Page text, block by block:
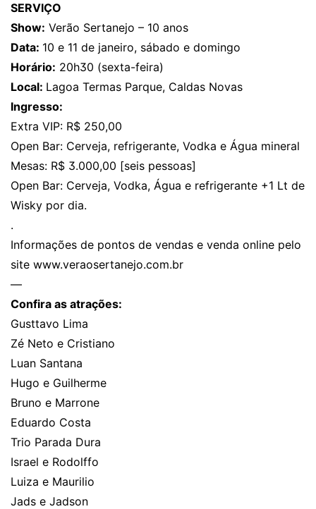
SERVIÇO
Show: Verão Sertanejo – 10 anos
Data: 10 e 11 de janeiro, sábado e domingo
Horário: 20h30 (sexta-feira)
Local: Lagoa Termas Parque, Caldas Novas
Ingresso:
Extra VIP: R$ 250,00
Open Bar: Cerveja, refrigerante, Vodka e Água mineral
Mesas: R$ 3.000,00 [seis pessoas]
Open Bar: Cerveja, Vodka, Água e refrigerante +1 Lt de
Wisky por dia.
.
Informações de pontos de vendas e venda online pelo
site www.veraosertanejo.com.br
—
Confira as atrações:
Gusttavo Lima
Zé Neto e Cristiano
Luan Santana
Hugo e Guilherme
Bruno e Marrone
Eduardo Costa
Trio Parada Dura
Israel e Rodolffo
Luiza e Maurilio
Jads e Jadson